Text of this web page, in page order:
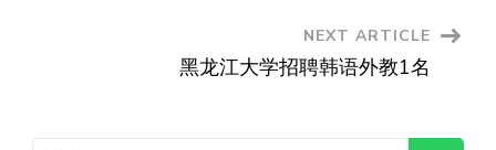
NEXT ARTICLE
黑龙江大学招聘韩语外教1名